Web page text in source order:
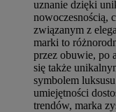
uznanie dzięki
nowoczesnością,
związanym z
marki to
przez obuwie, po
się także
symbolem
umiejętności
trendów, marka